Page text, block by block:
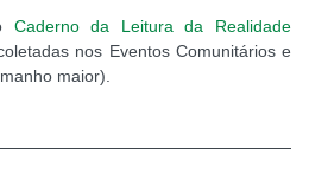
Caderno da Leitura da Realidade
nos Eventos Comunitários e
maior).